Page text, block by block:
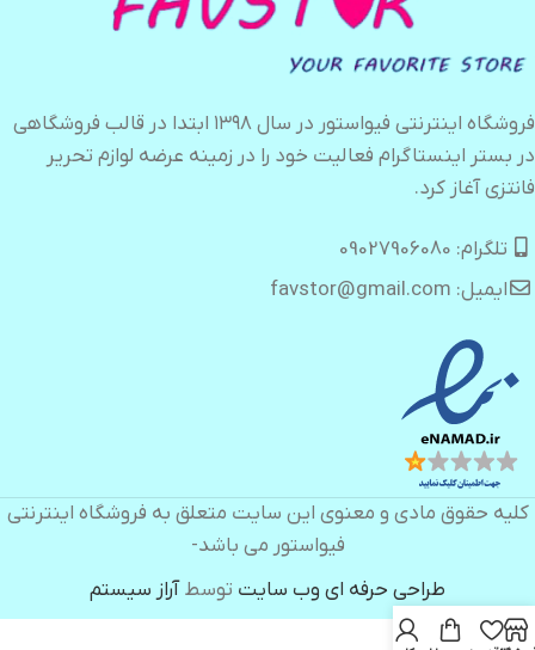
فروشگاه اینترنتی فیواستور در سال ۱۳۹۸ ابتدا در قالب فروشگاهی
در بستر اینستاگرام فعالیت خود را در زمینه عرضه لوازم تحریر
فانتزی آغاز کرد.
تلگرام: 09027906080
ایمیل: favstor@gmail.com
کلیه حقوق مادی و معنوی این سایت متعلق به فروشگاه اینترنتی
فیواستور می باشد-
طراحی حرفه ای وب سایت توسطآراز سیستم